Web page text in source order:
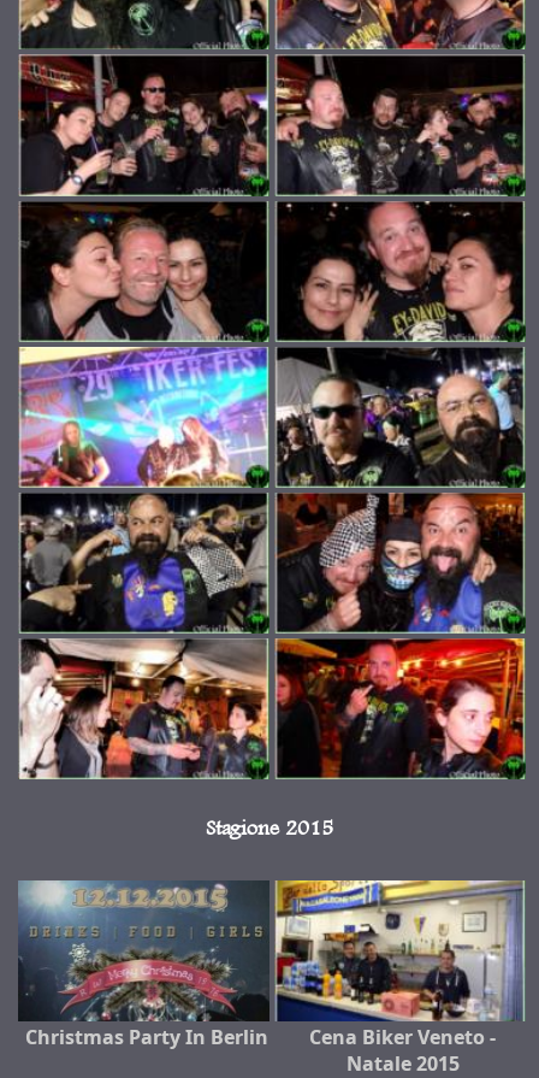
Stagione 2015
Christmas Party In Berlin
Cena Biker Veneto -
Natale 2015